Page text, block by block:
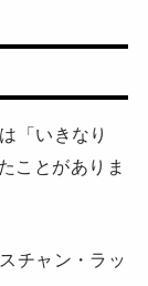
「いきなり
ことがありま
チャン・ラッ